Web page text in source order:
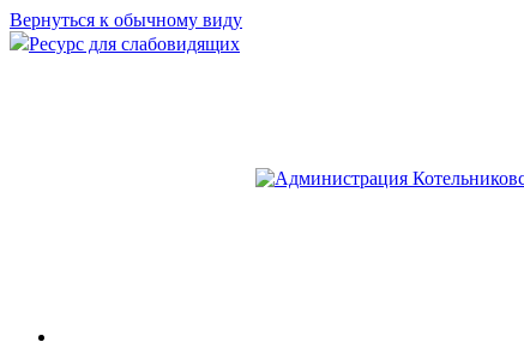
Вернуться к обычному виду
Ресурс для слабовидящих